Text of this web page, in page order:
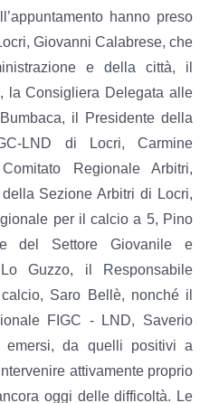
hanno preso
Giovanni Calabrese, che
e della città, il
la Consigliera Delegata alle
il Presidente della
LND di Locri, Carmine
Regionale Arbitri,
Sezione Arbitri di Locri,
per il calcio a 5, Pino
del Settore Giovanile e
Guzzo, il Responsabile
Saro Bellè, nonché il
FIGC - LND, Saverio
emersi, da quelli positivi a
attivamente proprio
oggi delle difficoltà. Le